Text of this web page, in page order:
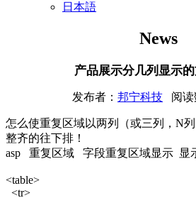
日本語
News
产品展示分几列显示
发布者： 邦宁科技 阅读
怎么使重复区域以两列（或三列，N
整齐的往下排！
asp 重复区域 字段重复区域显示 显
<table>
<tr>